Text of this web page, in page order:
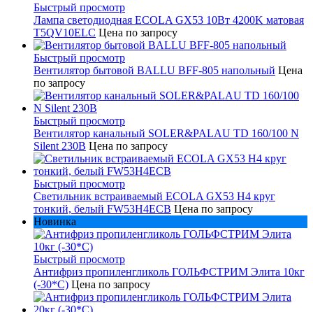
Быстрый просмотр
Лампа светодиодная ECOLA GX53 10Вт 4200K матовая
T5QV10ELC Цена по запросу
Быстрый просмотр
Вентилятор бытовой BALLU BFF-805 напольный Цена
по запросу
Быстрый просмотр
Вентилятор канальный SOLER&PALAU TD 160/100 N
Silent 230В Цена по запросу
Быстрый просмотр
Светильник встраиваемый ECOLA GX53 H4 круг
тонкий, белый FW53H4ECB Цена по запросу
Новинка
Быстрый просмотр
Антифриз пропиленгликоль ГОЛЬФСТРИМ Элита 10кг
(-30*С) Цена по запросу